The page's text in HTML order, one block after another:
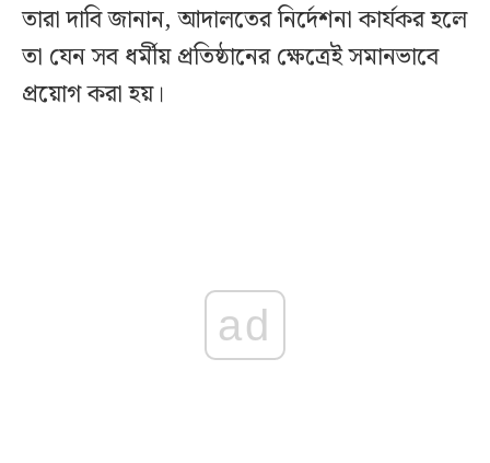
তারা দাবি জানান, আদালতের নির্দেশনা কার্যকর হলে
তা যেন সব ধর্মীয় প্রতিষ্ঠানের ক্ষেত্রেই সমানভাবে
প্রয়োগ করা হয়।
ad